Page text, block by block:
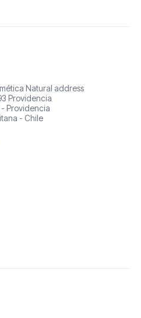
Natural address
Providencia
Providencia
- Chile